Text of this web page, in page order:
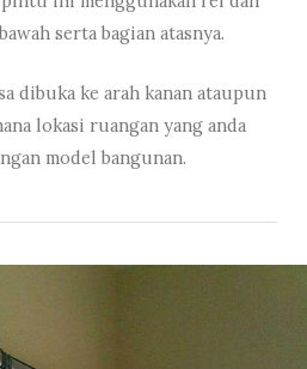
serta bagian atasnya.
dibuka ke arah kanan ataupun
lokasi ruangan yang anda
model bangunan.